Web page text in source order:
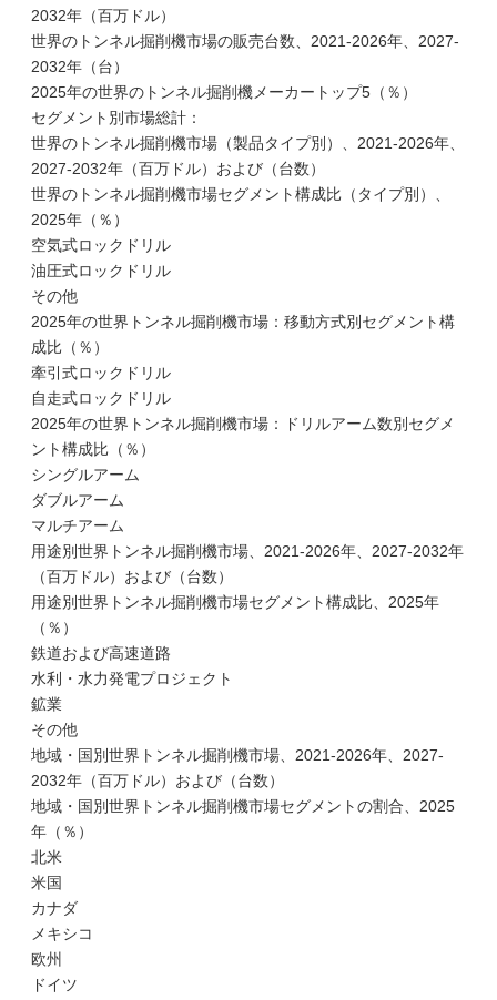
2032年（百万ドル）
世界のトンネル掘削機市場の販売台数、2021-2026年、2027-
2032年（台）
2025年の世界のトンネル掘削機メーカートップ5（％）
セグメント別市場総計：
世界のトンネル掘削機市場（製品タイプ別）、2021-2026年、
2027-2032年（百万ドル）および（台数）
世界のトンネル掘削機市場セグメント構成比（タイプ別）、
2025年（％）
空気式ロックドリル
油圧式ロックドリル
その他
2025年の世界トンネル掘削機市場：移動方式別セグメント構
成比（％）
牽引式ロックドリル
自走式ロックドリル
2025年の世界トンネル掘削機市場：ドリルアーム数別セグメ
ント構成比（％）
シングルアーム
ダブルアーム
マルチアーム
用途別世界トンネル掘削機市場、2021-2026年、2027-2032年
（百万ドル）および（台数）
用途別世界トンネル掘削機市場セグメント構成比、2025年
（％）
鉄道および高速道路
水利・水力発電プロジェクト
鉱業
その他
地域・国別世界トンネル掘削機市場、2021-2026年、2027-
2032年（百万ドル）および（台数）
地域・国別世界トンネル掘削機市場セグメントの割合、2025
年（％）
北米
米国
カナダ
メキシコ
欧州
ドイツ